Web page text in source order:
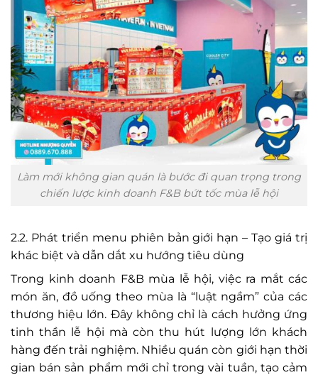
Làm mới không gian quán là bước đi quan trọng trong
chiến lược kinh doanh F&B bứt tốc mùa lễ hội
2.2. Phát triển menu phiên bản giới hạn – Tạo giá trị
khác biệt và dẫn dắt xu hướng tiêu dùng
Trong kinh doanh F&B mùa lễ hội, việc ra mắt các
món ăn, đồ uống theo mùa là “luật ngầm” của các
thương hiệu lớn. Đây không chỉ là cách hưởng ứng
tinh thần lễ hội mà còn thu hút lượng lớn khách
hàng đến trải nghiệm. Nhiều quán còn giới hạn thời
gian bán sản phẩm mới chỉ trong vài tuần, tạo cảm